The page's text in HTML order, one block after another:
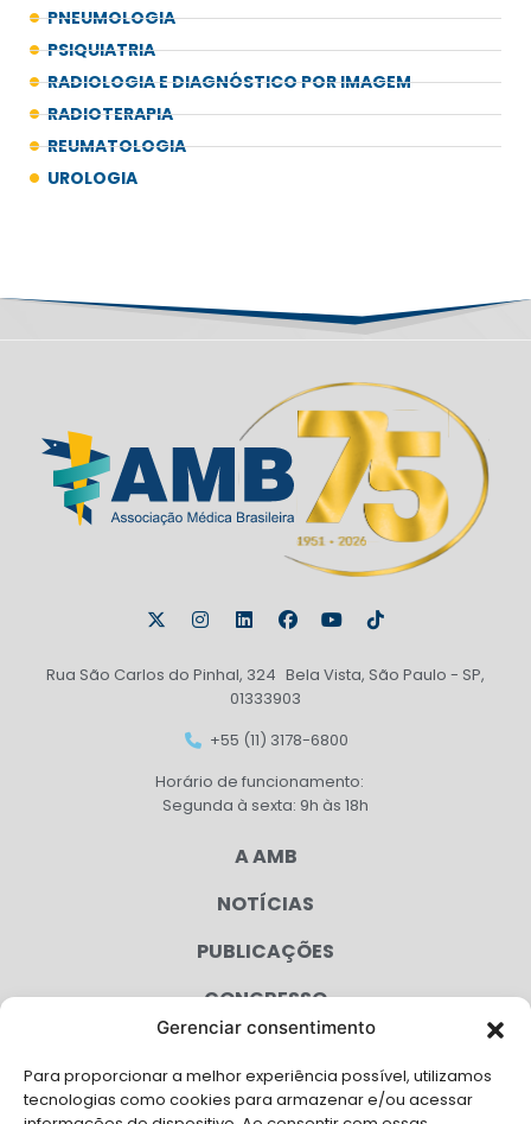
Gerenciar consentimento
Para proporcionar a melhor experiência possível, utilizamos
tecnologias como cookies para armazenar e/ou acessar
PNEUMOLOGIA
PSIQUIATRIA
RADIOLOGIA E DIAGNÓSTICO POR IMAGEM
RADIOTERAPIA
REUMATOLOGIA
UROLOGIA
Rua São Carlos do Pinhal, 324 Bela Vista, São Paulo - SP,
01333903
+55 (11) 3178-6800
Horário de funcionamento:
Segunda à sexta: 9h às 18h
A AMB
NOTÍCIAS
PUBLICAÇÕES
CONGRESSO
CAMPANHAS